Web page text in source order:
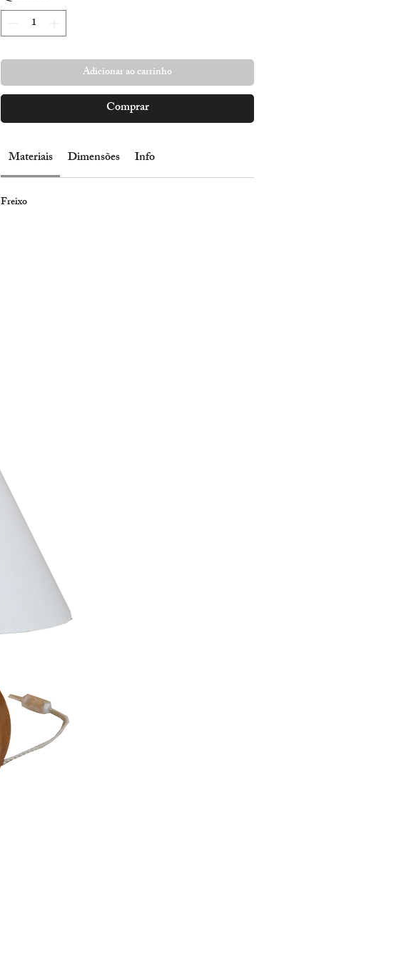
Adicionar ao carrinho
Comprar
Materiais Dimensões Info
Freixo